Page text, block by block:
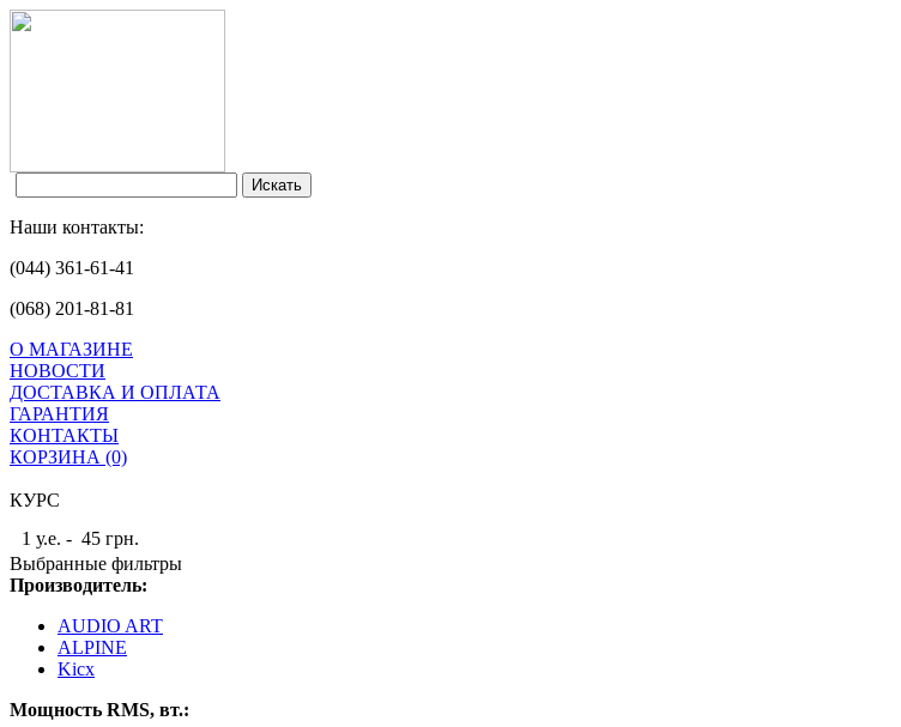
Наши контакты:
(044) 361-61-41
(068) 201-81-81
О МАГАЗИНЕ
НОВОСТИ
ДОСТАВКА И ОПЛАТА
ГАРАНТИЯ
КОНТАКТЫ
КОРЗИНА (0)
КУРС
1 у.е. - 45 грн.
Выбранные фильтры
Производитель:
AUDIO ART
ALPINE
Kicx
Мощность RMS, вт.: